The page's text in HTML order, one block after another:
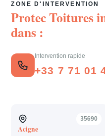
ZONE D'INTERVENTION
Protec Toitures
dans :
Intervention rapide
+33 7 71 01
35690
Acigne